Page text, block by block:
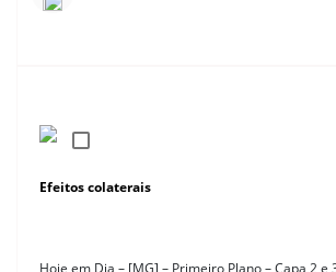
Efeitos colaterais